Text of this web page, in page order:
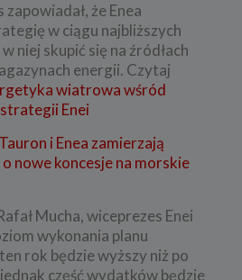
że Enea
w ciągu najbliższych
niej skupić się na źródłach
energii. Czytaj
wiatrowa wśród
Enei
i Enea zamierzają
nowe koncesje na morskie
Mucha, wiceprezes Enei
wykonania planu
rok będzie wyższy niż po
część wydatków będzie